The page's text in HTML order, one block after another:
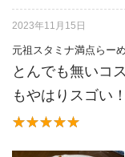
2023年11月15日
元祖スタミナ満点らー
とんでも無いコ
もやはりスゴい！